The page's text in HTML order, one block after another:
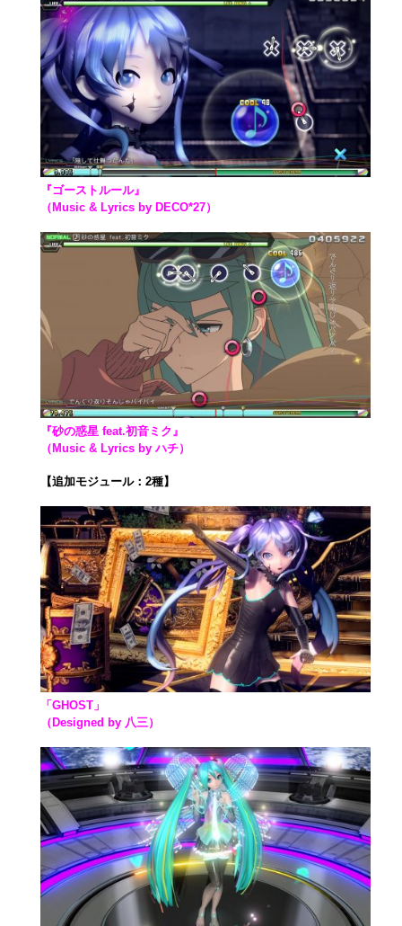
『ゴーストルール』
（Music & Lyrics by DECO*27）
『砂の惑星 feat.初音ミク』
（Music & Lyrics by ハチ）
【追加モジュール：2種】
「GHOST」
（Designed by 八三）